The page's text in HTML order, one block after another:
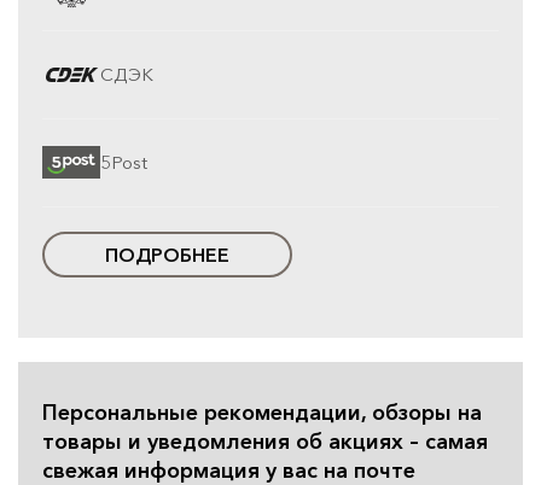
СДЭК
5Post
ПОДРОБНЕЕ
Персональные рекомендации, обзоры на
товары и уведомления об акциях – самая
свежая информация у вас на почте